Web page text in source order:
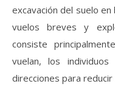
excavación del suelo en
vuelos breves y
consiste
vuelan, los
direcciones para